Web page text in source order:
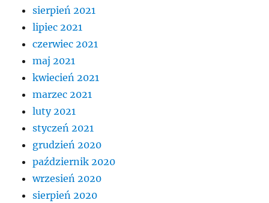
sierpień 2021
lipiec 2021
czerwiec 2021
maj 2021
kwiecień 2021
marzec 2021
luty 2021
styczeń 2021
grudzień 2020
październik 2020
wrzesień 2020
sierpień 2020